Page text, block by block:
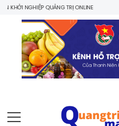
KHỞI NGHIỆP QUẢNG TRỊ ONLINE